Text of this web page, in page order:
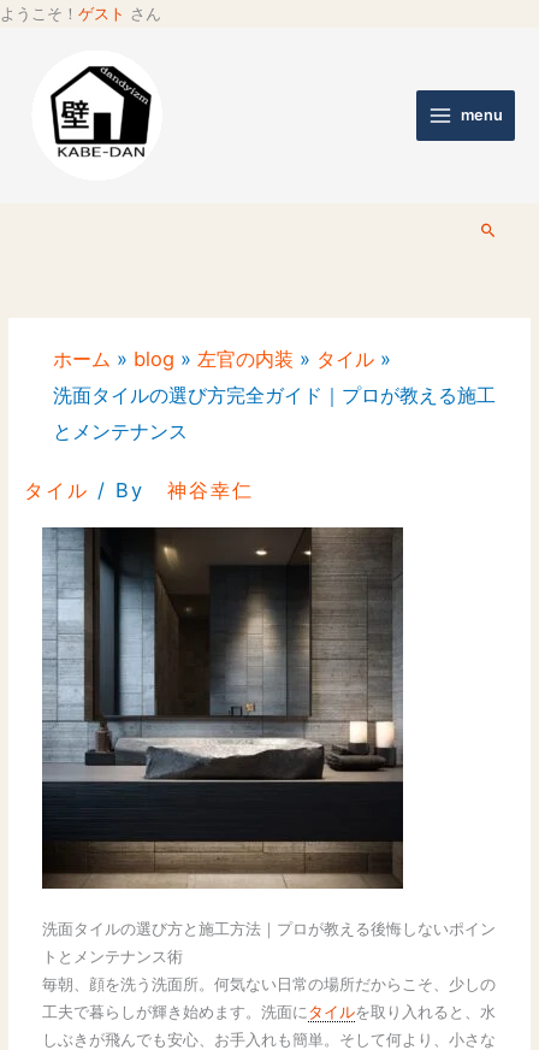
ようこそ！ ゲスト さん
menu
検
ホーム blog 左官の内装
タイル
洗面タイルの選び方完全ガイド｜プロが教える施工
とメンテナンス
タイル / By 神谷幸仁
洗面タイルの選び方と施工方法｜プロが教える後悔しないポイン
トとメンテナンス術
毎朝、顔を洗う洗面所。何気ない日常の場所だからこそ、少しの
工夫で暮らしが輝き始めます。洗面に タイルを取り入れると、水
しぶきが飛んでも安心、お手入れも簡単。そして何より、小さな